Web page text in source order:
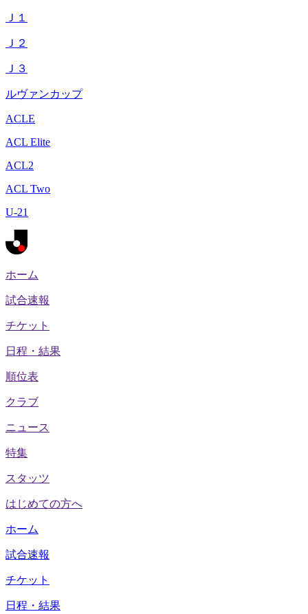
Ｊ１
Ｊ２
Ｊ３
ルヴァンカップ
ACLE
ACL Elite
ACL2
ACL Two
U-21
ホーム
試合速報
チケット
日程・結果
順位表
クラブ
ニュース
特集
スタッツ
はじめての方へ
ホーム
試合速報
チケット
日程・結果